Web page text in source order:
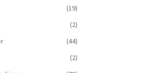
(19)
(2)
(44)
(2)